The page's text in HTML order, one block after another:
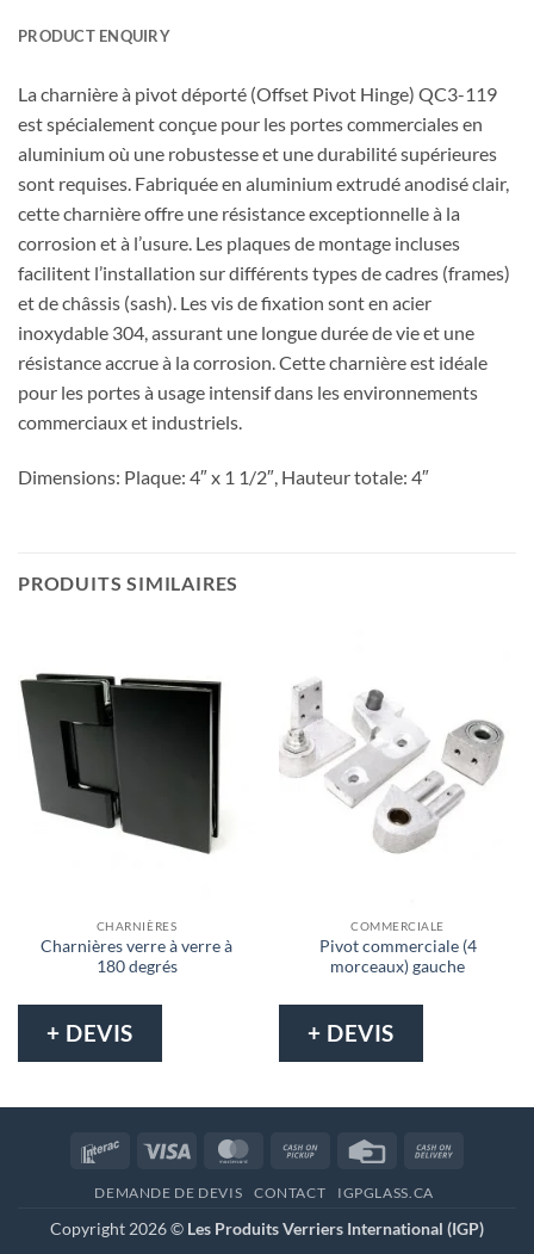
PRODUCT ENQUIRY
La charnière à pivot déporté (Offset Pivot Hinge) QC3-119
est spécialement conçue pour les portes commerciales en
aluminium où une robustesse et une durabilité supérieures
sont requises. Fabriquée en aluminium extrudé anodisé clair,
cette charnière offre une résistance exceptionnelle à la
corrosion et à l’usure. Les plaques de montage incluses
facilitent l’installation sur différents types de cadres (frames)
et de châssis (sash). Les vis de fixation sont en acier
inoxydable 304, assurant une longue durée de vie et une
résistance accrue à la corrosion. Cette charnière est idéale
pour les portes à usage intensif dans les environnements
commerciaux et industriels.
Dimensions: Plaque: 4″ x 1 1/2″, Hauteur totale: 4″
PRODUITS SIMILAIRES
CHARNIÈRES
Charnières verre à verre à
180 degrés
+ DEVIS
COMMERCIALE
Pivot commerciale (4
morceaux) gauche
+ DEVIS
Interac Visa MasterCardCash
Pickup
Credit
DEMANDE DE DEVIS CONTACT IGPGLASS.CA
Copyright 2026 © Les Produits Verriers International (IGP)